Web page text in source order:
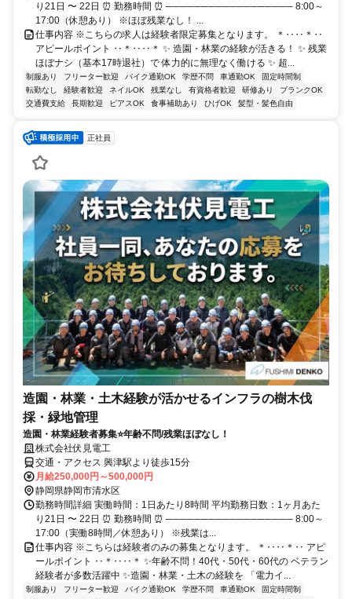
り21日 〜 22日 ⏰ 勤務時間 ⏰ ────────────────── 8:00～
17:00（休憩あり） ※ほぼ残業なし！ ...
仕事内容 ※こちらの求人は経験者限定募集となります。 ＊‥‥＊‥
アピールポイント ‥＊‥‥＊ ✨ 造園・林業の経験が活きる！ ✨ 残業
ほぼナシ（基本17時退社）で 体力的に無理なく働ける ✨ 超...
制服あり フリーター歓迎 バイク通勤OK 学歴不問 車通勤OK
固定時間制
転勤なし
経験者歓迎 ネイルOK 残業なし 有資格者歓迎 研修あり
ブランクOK
交通費支給
長期歓迎 ピアスOK 食事補助あり ひげOK 髪型・髪色自由
正社員
造園・林業・土木経験が活かせるインフラの樹木伐
採・緑地管理
造園・林業経験者募集⭐️年齢不問/残業ほぼなし！
株式会社伏見電工
交通・アクセス 興津駅より徒歩15分
月給250,000円～500,000円
静岡県静岡市清水区
勤務時間詳細 実働時間：1日あたり8時間 平均勤務日数：1ヶ月あた
り21日 〜 22日 ⏰ 勤務時間 ⏰ ────────────────── 8:00～
17:00（実働8時間／休憩あり） ※残業は...
仕事内容 ※こちらは経験者のみの募集となります。 ＊‥‥＊‥ アピ
ールポイント ‥＊‥‥＊ ✨年齢不問！40代・50代・60代の ベテラン
経験者が多数活躍中 ✨造園・林業・土木の経験を 「電力イ...
制服あり フリーター歓迎 バイク通勤OK 学歴不問 車通勤OK
固定時間制